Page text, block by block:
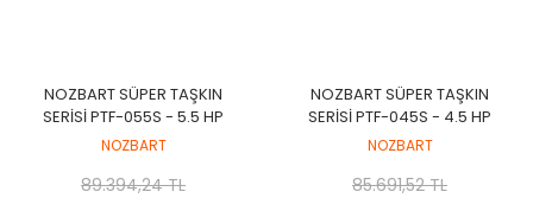
NOZBART SÜPER TAŞKIN
SERISI PTF-055S - 5.5 HP
ÖN FLITRELI HAVUZ
NOZBART
89.394,24 TL
NOZBART SÜPER TAŞKIN
SERISI PTF-045S - 4.5 HP
ÖN FLITRELI HAVUZ
NOZBART
85.691,52 TL